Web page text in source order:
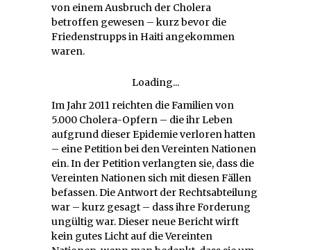
von einem Ausbruch der Cholera
betroffen gewesen – kurz bevor die
Friedenstrupps in Haiti angekommen
waren.
Loading...
Im Jahr 2011 reichten die Familien von
5.000 Cholera-Opfern – die ihr Leben
aufgrund dieser Epidemie verloren hatten
– eine Petition bei den Vereinten Nationen
ein. In der Petition verlangten sie, dass die
Vereinten Nationen sich mit diesen Fällen
befassen. Die Antwort der Rechtsabteilung
war – kurz gesagt – dass ihre Forderung
ungültig war. Dieser neue Bericht wirft
kein gutes Licht auf die Vereinten